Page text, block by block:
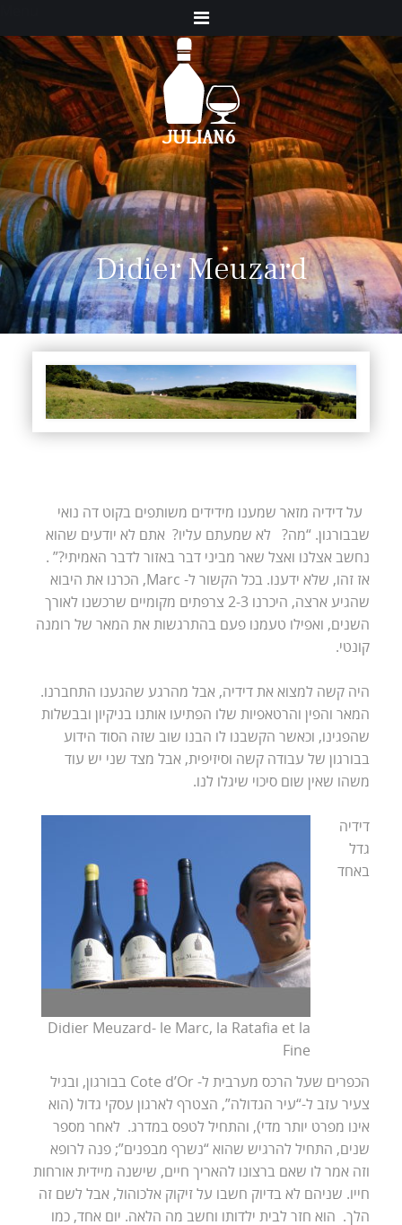
Didier Meuzard
על דידיה מזאר שמענו מידידים משותפים בקוט דה נואי
שבבורגון. “מה? לא שמעתם עליו? אתם לא יודעים שהוא
נחשב אצלנו ואצל שאר מביני דבר באזור לדבר האמיתי?” .
אז זהו, שלא ידענו. בכל הקשור ל- Marc, הכרנו את היבוא
שהגיע ארצה, היכרנו 2-3 צרפתים מקומיים שרכשנו לאורך
השנים, ואפילו טעמנו פעם בהתרגשות את המאר של רומנה
קונטי.
היה קשה למצוא את דידיה, אבל מהרגע שהגענו התחברנו.
המאר והפין והרטאפיות שלו הפתיעו אותנו בניקיון ובבשלות
שהפגינו, וכאשר הקשבנו לו הבנו שוב שזה הסוד הידוע
בבורגון של עבודה קשה וסיזיפית, אבל מצד שני יש עוד
משהו שאין שום סיכוי שיגלו לנו.
Didier Meuzard- le Marc, la Ratafia et la
Fine
דידיה
גדל
באחד
הכפרים שעל הרכס מערבית ל- Cote d’Or בבורגון, ובגיל
צעיר עזב ל-“עיר הגדולה”, הצטרף לארגון עסקי גדול (הוא
אינו מפרט יותר מדי), והתחיל לטפס במדרג. לאחר מספר
שנים, התחיל להרגיש שהוא “נשרף מבפנים”; פנה לרופא
וזה אמר לו שאם ברצונו להאריך חיים, שישנה מיידית אורחות
חייו. שניהם לא בדיוק חשבו על זיקוק אלכוהול, אבל לשם זה
הלך. הוא חזר לבית ילדותו וחשב מה הלאה. יום אחד, כמו